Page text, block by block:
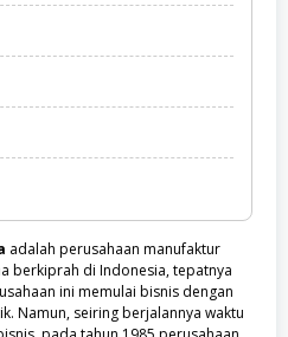
adalah perusahaan manufaktur
berkiprah di Indonesia, tepatnya
ini memulai bisnis dengan
Namun, seiring berjalannya waktu